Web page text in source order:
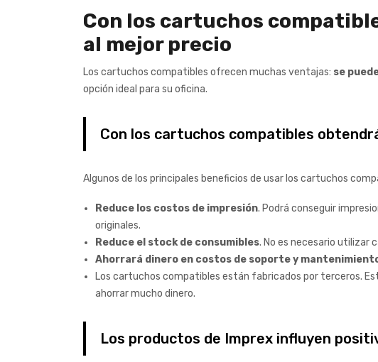
Con los cartuchos
al mejor precio
Los cartuchos compatibles ofrecen muchas ventajas: se
opción ideal para su oficina.
Con los cartuchos compatibles
Algunos de los principales beneficios de usar los cartuchos
Reduce los costos de impresión. Podrá conseguir
originales.
Reduce el stock de consumibles. No es necesario utilizar
Ahorrará dinero en costos de soporte y
Los cartuchos compatibles están fabricados por terceros.
ahorrar mucho dinero.
Los productos de Imprex influyen